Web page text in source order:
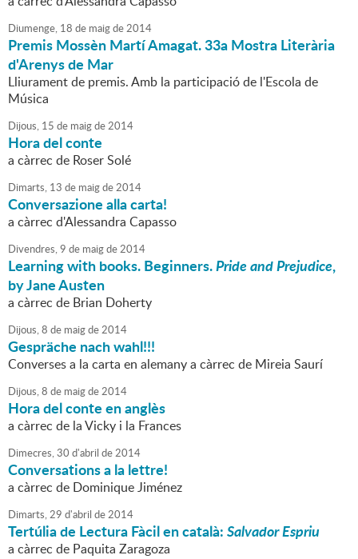
Diumenge, 18 de maigde2014
Premis Mossèn Martí Amagat. 33a Mostra Literària
d'Arenys de Mar
Lliurament de premis. Amb la participació de l'Escola de
Música
Dijous, 15 de maigde2014
Hora del conte
a càrrec de Roser Solé
Dimarts, 13 de maigde2014
Conversazione alla carta!
a càrrec d'Alessandra Capasso
Divendres,9 de maigde2014
Learning with books. Beginners.Pride and Prejudice,
by Jane Austen
a càrrec de Brian Doherty
Dijous,8 de maigde2014
Gespräche nach wahl!!!
Converses a la carta en alemany a càrrec de Mireia Saurí
Dijous,8 de maigde2014
Hora del conte en anglès
a càrrec de la Vicky i la Frances
Dimecres,30 d'abril de2014
Conversations a la lettre!
a càrrec de Dominique Jiménez
Dimarts,29 d'abril de2014
Tertúlia de Lectura Fàcil en català:Salvador Espriu
a càrrec de Paquita Zaragoza